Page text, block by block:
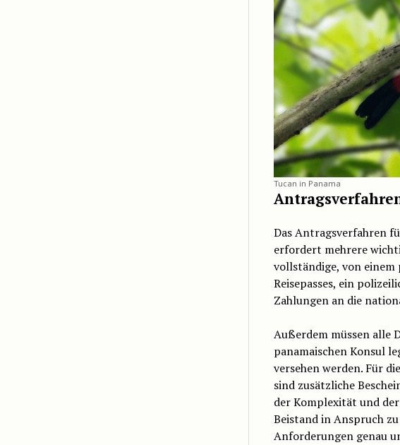
Tucan in Panama
Das Antragsverfahren
erfordert mehrere
vollständige, von einem
Reisepasses, ein
Zahlungen an die
Außerdem müssen alle
panamaischen Konsul
versehen werden. Für
sind zusätzliche
der Komplexität und
Beistand in Anspruch
Anforderungen genau